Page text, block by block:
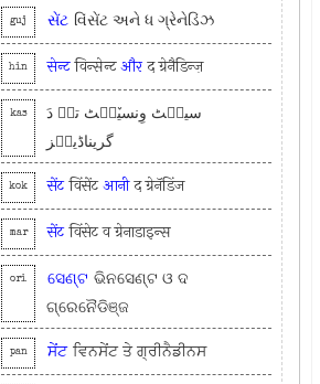
guj સેંટ વિંસેંટ અને ધ ગ્રેનેડિંઝ
hin सेन्टविन्सेन्टऔरद ग्रेनैडिन्ज़
kas
سینٛٹ وِنسیٚنٛٹ تہٕ دَ
گریناڈینٛز
kok सेंटविंसेंटआनीद ग्रेनॅडिंज
mar सेंटविंसेट व ग्रेनाडाइन्स
ori ସେଣ୍ଟ ଭିନସେଣ୍ଟ ଓ ଦ
ଗ୍ରେନୈଡିଞ୍ଜ
pan ਸੇਂਟ ਵਿਨਸੇਂਟ ਤੇ ਗ੍ਰੀਨੈਡੀਨਸ